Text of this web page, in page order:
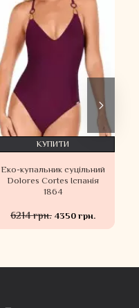
Еко-купальник суцільний
Dolores Cortes Іспанія
1864
6214 грн. 4350 грн.
КУПИТИ